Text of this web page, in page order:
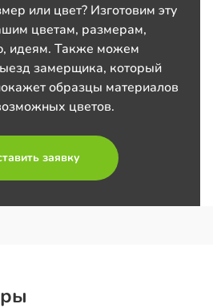
или цвет? Изготовим эту
цветам, размерам,
идеям. Также можем
замерщика, который
образцы материалов
цветов.
заявку